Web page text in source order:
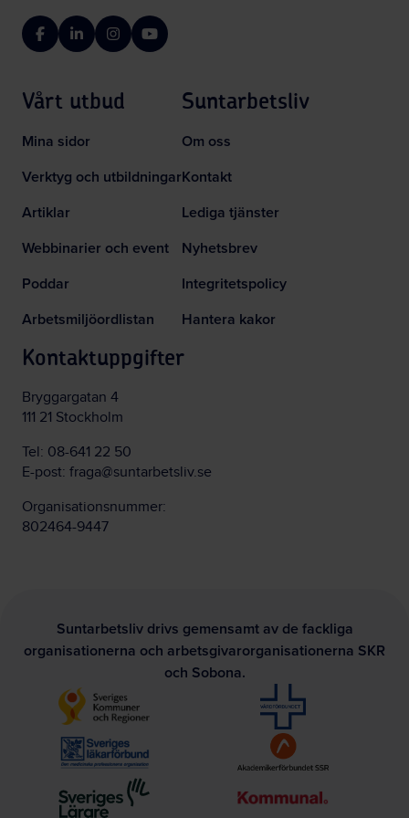
FacebookLinkedInInstagramYouTube
Vårt utbud
Mina sidor
Verktyg och utbildningar
Artiklar
Webbinarier och event
Poddar
Arbetsmiljöordlistan
Suntarbetsliv
Om oss
Kontakt
Lediga tjänster
Nyhetsbrev
Integritetspolicy
Hantera kakor
Kontaktuppgifter
Bryggargatan 4
111 21 Stockholm
Tel: 08-641 22 50
E-post: fraga@suntarbetsliv.se
Organisationsnummer:
802464-9447
Suntarbetsliv drivs gemensamt av de fackliga
organisationerna och arbetsgivarorganisationerna SKR
och Sobona.